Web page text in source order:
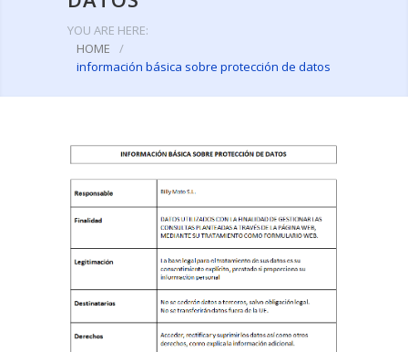
YOU ARE HERE:
HOME
/
información básica sobre protección de datos